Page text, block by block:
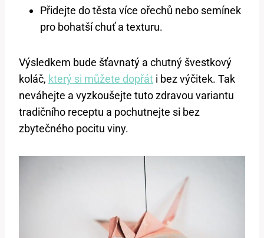
Přidejte do těsta více ořechů nebo semínek
pro bohatší chuť a texturu.
Výsledkem bude šťavnatý a chutný švestkový
koláč, který si můžete dopřát i bez výčitek. Tak
neváhejte a vyzkoušejte tuto zdravou variantu
tradičního receptu a pochutnejte si bez
zbytečného pocitu viny.